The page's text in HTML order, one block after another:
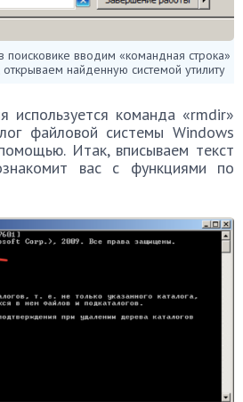
вводим «командная строка»
найденную системой утилиту
используется команда «rmdir»
файловой системы Windows
Итак, вписываем текст
вас с функциями по